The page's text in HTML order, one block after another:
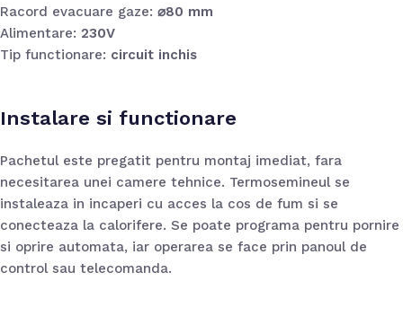
Racord evacuare gaze: ⌀80 mm
Alimentare: 230V
Tip functionare: circuit inchis
Instalare si functionare
Pachetul este pregatit pentru montaj imediat, fara
necesitarea unei camere tehnice. Termosemineul se
instaleaza in incaperi cu acces la cos de fum si se
conecteaza la calorifere. Se poate programa pentru pornire
si oprire automata, iar operarea se face prin panoul de
control sau telecomanda.